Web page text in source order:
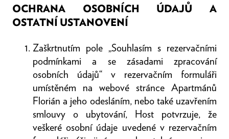
OCHRANA OSOBNÍCH ÚDAJŮ A
OSTATNÍ USTANOVENÍ
Zaškrtnutím pole „Souhlasím s rezervačními
podmínkami a se zásadami zpracování
osobních údajů“ v rezervačním formuláři
umístěném na webové stránce Apartmánů
Florián a jeho odesláním, nebo také uzavřením
smlouvy o ubytování, Host potvrzuje, že
veškeré osobní údaje uvedené v rezervačním